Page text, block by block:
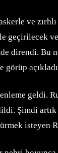
ve
geçirilecek
direndi. Bu
geldi.
Şimdi artık